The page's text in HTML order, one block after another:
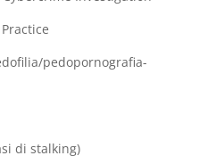
pedopornografia-
di stalking)